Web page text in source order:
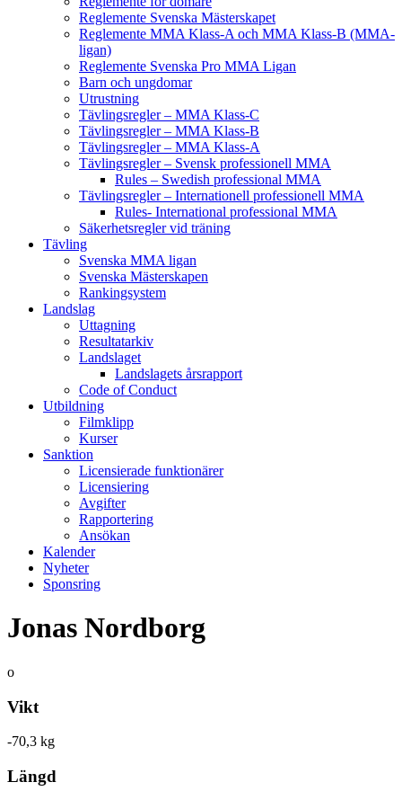
Reglemente Svenska Mästerskapet
Reglemente MMA Klass-A och MMA Klass-B (MMA-
ligan)
Reglemente Svenska Pro MMA Ligan
Barn och ungdomar
Utrustning
Tävlingsregler – MMA Klass-C
Tävlingsregler – MMA Klass-B
Tävlingsregler – MMA Klass-A
Tävlingsregler – Svensk professionell MMA
Rules – Swedish professional MMA
Tävlingsregler – Internationell professionell MMA
Rules- International professional MMA
Säkerhetsregler vid träning
Tävling
Svenska MMA ligan
Svenska Mästerskapen
Rankingsystem
Landslag
Uttagning
Resultatarkiv
Landslaget
Landslagets årsrapport
Code of Conduct
Utbildning
Filmklipp
Kurser
Sanktion
Licensierade funktionärer
Licensiering
Avgifter
Rapportering
Ansökan
Kalender
Nyheter
Sponsring
Jonas Nordborg
o
Vikt
-70,3 kg
Längd